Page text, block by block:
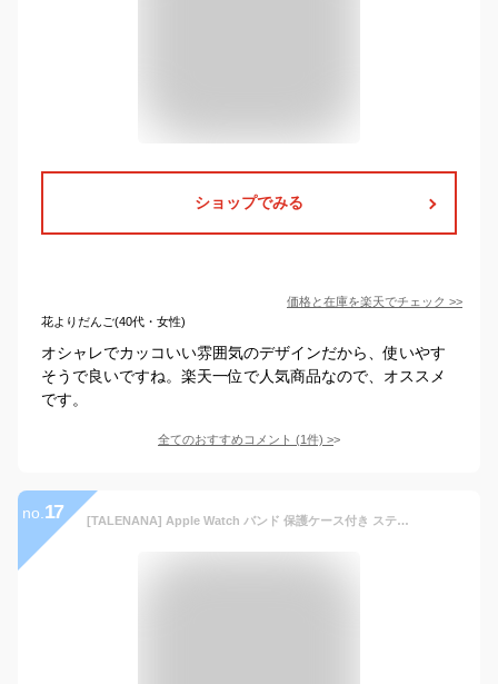
ショップでみる
価格と在庫を楽天でチェック >>
花よりだんご(40代・女性)
オシャレでカッコいい雰囲気のデザインだから、使いやす
そうで良いですね。楽天一位で人気商品なので、オススメ
です。
全てのおすすめコメント (1件) >
no. 17 [TALENANA] Apple Watch バンド 保護ケース付き ステンレス製 45mm/44mm/42mm41mm/40mm/38mm アップルウォッチ 交換ベルトApple Watch 8/SE2/7/6/SE/5/4/3/2/1対応 iWatch バンド Apple Watchアクセサリー 長さ調整器具付き（ブラック,44mm）